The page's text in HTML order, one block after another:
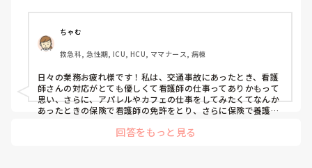
笑
ちゃむ
救急科, 急性期, ICU, HCU, ママナース, 病棟
日々の業務お疲れ様です！私は、交通事故にあったとき、看護
師さんの対応がとても優しくて看護師の仕事ってありかもって
思い、さらに、アパレルやカフェの仕事をしてみたくてなんか
あったときの保険で看護師の免許をとり、さらに保険で養護教
回答をもっと見る